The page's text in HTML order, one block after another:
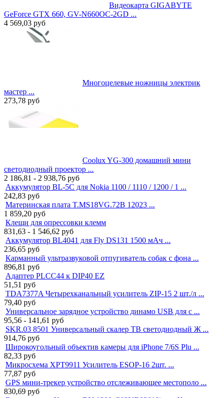
Видеокарта GIGABYTE
GeForce GTX 660, GV-N660OC-2GD ...
4 569,03 руб
Многоцелевые ножницы электрик
мастер ...
273,78 руб
Coolux YG-300 домашний мини
светодиодный проектор ...
2 186,81 - 2 938,76 руб
Аккумулятор BL-5C для Nokia 1100 / 1110 / 1200 / 1 ...
242,83 руб
Материнская плата T.MS18VG.72B 12023 ...
1 859,20 руб
Клещи для опрессовки клемм
831,63 - 1 546,62 руб
Аккумулятор BL4041 для Fly DS131 1500 мАч ...
236,65 руб
Карманный ультразвуковой отпугиватель собак с фона ...
896,81 руб
Адаптер PLCC44 к DIP40 EZ
51,51 руб
TDA7377A Четырехканальный усилитель ZIP-15 2 шт./л ...
79,40 руб
Универсальное зарядное устройство динамо USB для с ...
95,56 - 141,61 руб
SKR.03 8501 Универсальный скалер ТВ светодиодный Ж ...
914,76 руб
Широкоугольный объектив камеры для iPhone 7/6S Plu ...
82,33 руб
Микросхема XPT9911 Усилитель ESOP-16 2шт. ...
77,87 руб
GPS мини-трекер устройство отслеживающее местополо ...
830,69 руб